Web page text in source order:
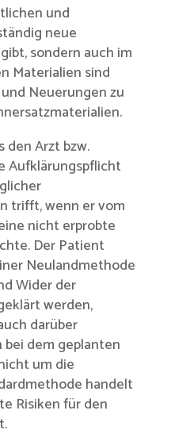
und
neue
sondern auch im
Materialien sind
Neuerungen zu
den Arzt bzw.
Aufklärungspflicht
trifft, wenn er vom
nicht erprobte
Der Patient
Neulandmethode
Wider der
werden,
darüber
bei dem geplanten
um die
handelt
Risiken für den